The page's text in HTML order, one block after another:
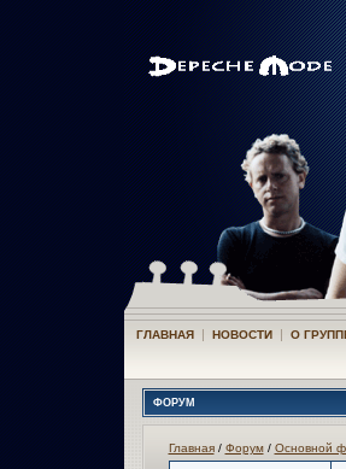
ГЛАВНАЯ | НОВОСТИ | О
ФОРУМ
Главная/ Форум/ Основной